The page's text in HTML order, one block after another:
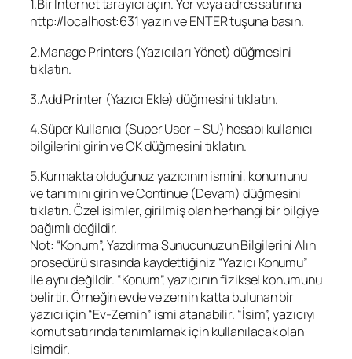
1.Bir Internet tarayıcı açın. Yer veya adres satırına
http://localhost:631 yazın ve ENTER tuşuna basın.
2.Manage Printers (Yazıcıları Yönet) düğmesini
tıklatın.
3.Add Printer (Yazıcı Ekle) düğmesini tıklatın.
4.Süper Kullanıcı (Super User – SU) hesabı kullanıcı
bilgilerini girin ve OK düğmesini tıklatın.
5.Kurmakta olduğunuz yazıcının ismini, konumunu
ve tanımını girin ve Continue (Devam) düğmesini
tıklatın. Özel isimler, girilmiş olan herhangi bir bilgiye
bağımlı değildir.
Not: “Konum”, Yazdırma Sunucunuzun Bilgilerini Alın
prosedürü sırasında kaydettiğiniz “Yazıcı Konumu”
ile aynı değildir. “Konum”, yazıcının fiziksel konumunu
belirtir. Örneğin evde ve zemin katta bulunan bir
yazıcı için “Ev-Zemin” ismi atanabilir. “İsim”, yazıcıyı
komut satırında tanımlamak için kullanılacak olan
isimdir.